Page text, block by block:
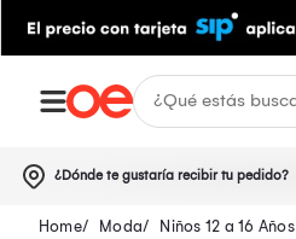
¿Dónde te gustaría recibir tu pedido?
Moda
Niños 12 a 16 Años